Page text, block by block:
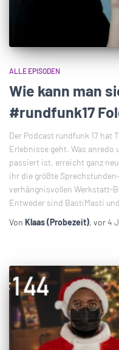
ALLE EPISODEN
Wie kann man
#rundfunk17
Der Podcast rundfunk 17 hat
Erlebnisse geht. Was anredo
passiert ist, erreicht ganz
ihr die größte
verhängnisvollen Werkstatt-
Entweder sind BastiMasti
Von Klaas (Probezeit), vor4